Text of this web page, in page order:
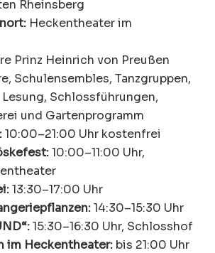
Rheinsberg
Heckentheater im
Prinz Heinrich von Preußen
Schulensembles, Tanzgruppen,
Schlossführungen,
und Gartenprogramm
10:00–21:00 Uhr kostenfrei
10:00–11:00 Uhr,
13:30–17:00 Uhr
14:30–15:30 Uhr
15:30–16:30 Uhr, Schlosshof
im Heckentheater: bis 21:00 Uhr